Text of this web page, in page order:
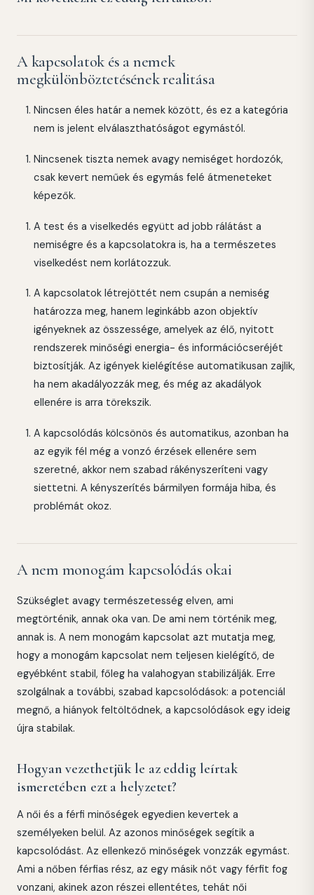
A kapcsolatok és a nemek
megkülönböztetésének realitása
Nincsen éles határ a nemek között, és ez a kategória
nem is jelent elválaszthatóságot egymástól.
Nincsenek tiszta nemek avagy nemiséget hordozók,
csak kevert neműek és egymás felé átmeneteket
képezők.
A test és a viselkedés együtt ad jobb rálátást a
nemiségre és a kapcsolatokra is, ha a természetes
viselkedést nem korlátozzuk.
A kapcsolatok létrejöttét nem csupán a nemiség
határozza meg, hanem leginkább azon objektív
igényeknek az összessége, amelyek az élő, nyitott
rendszerek minőségi energia- és információcseréjét
biztosítják. Az igények kielégítése automatikusan zajlik,
ha nem akadályozzák meg, és még az akadályok
ellenére is arra törekszik.
A kapcsolódás kölcsönös és automatikus, azonban ha
az egyik fél még a vonzó érzések ellenére sem
szeretné, akkor nem szabad rákényszeríteni vagy
siettetni. A kényszerítés bármilyen formája hiba, és
problémát okoz.
A nem monogám kapcsolódás okai
Szükséglet avagy természetesség elven, ami
megtörténik, annak oka van. De ami nem történik meg,
annak is. A nem monogám kapcsolat azt mutatja meg,
hogy a monogám kapcsolat nem teljesen kielégítő, de
egyébként stabil, főleg ha valahogyan stabilizálják. Erre
szolgálnak a további, szabad kapcsolódások: a potenciál
megnő, a hiányok feltöltődnek, a kapcsolódások egy ideig
újra stabilak.
Hogyan vezethetjük le az eddig leírtak
ismeretében ezt a helyzetet?
A női és a férfi minőségek egyedien kevertek a
személyeken belül. Az azonos minőségek segítik a
kapcsolódást. Az ellenkező minőségek vonzzák egymást.
Ami a nőben férfias rész, az egy másik nőt vagy férfit fog
vonzani, akinek azon részei ellentétes, tehát női